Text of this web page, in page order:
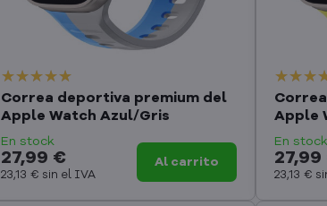
Correa deportiva premium del
Apple Watch Azul/Gris
En stock
27,99 €
23,13 € sin el IVA
Al carrito
Apple
En stock
27,99
23,13 €